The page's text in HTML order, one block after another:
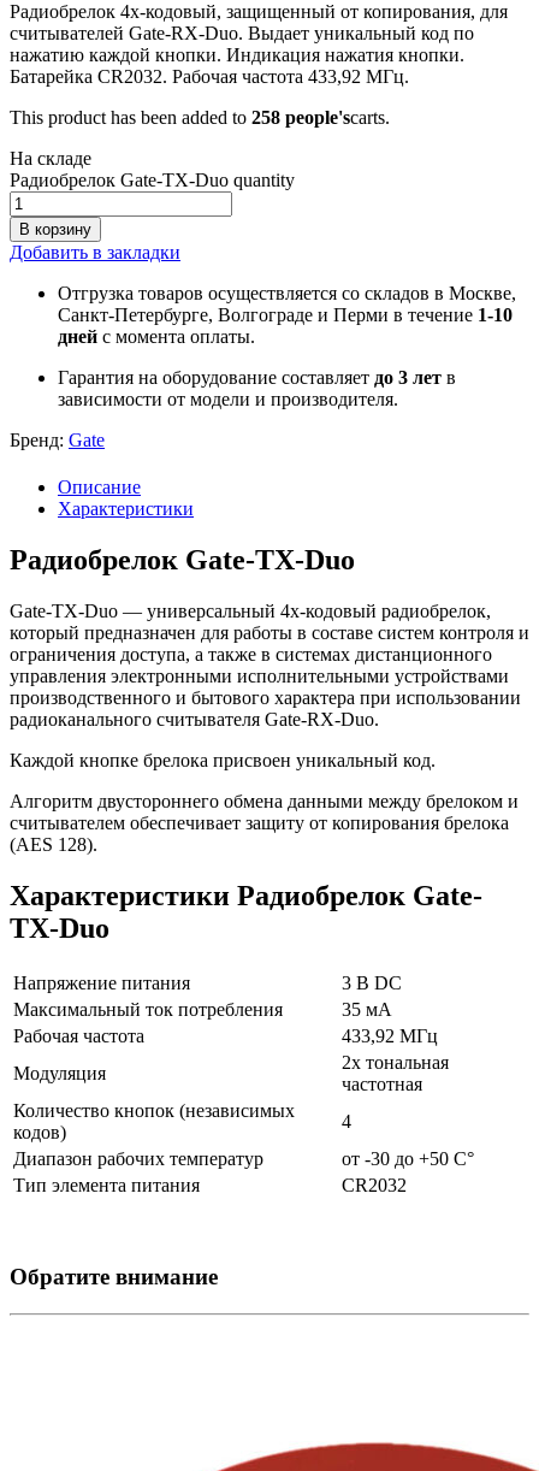
Радиобрелок 4х-кодовый, защищенный от копирования, для
считывателей Gate-RX-Duo. Выдает уникальный код по
нажатию каждой кнопки. Индикация нажатия кнопки.
Батарейка CR2032. Рабочая частота 433,92 МГц.
This product has been added to 258 people'scarts.
На складе
Радиобрелок Gate-ТХ-Duo quantity
В корзину
Добавить в закладки
Отгрузка товаров осуществляется со складов в Москве,
Санкт-Петербурге, Волгограде и Перми в течение 1-10
дней с момента оплаты.
Гарантия на оборудование составляет до 3 лет в
зависимости от модели и производителя.
Бренд: Gate
Описание
Характеристики
Радиобрелок Gate-ТХ-Duo
Gate-TX-Duo — универсальный 4х-кодовый радиобрелок,
который предназначен для работы в составе систем контроля и
ограничения доступа, а также в системах дистанционного
управления электронными исполнительными устройствами
производственного и бытового характера при использовании
радиоканального считывателя Gate-RX-Duo.
Каждой кнопке брелока присвоен уникальный код.
Алгоритм двустороннего обмена данными между брелоком и
считывателем обеспечивает защиту от копирования брелока
(AES 128).
Характеристики Радиобрелок Gate-
ТХ-Duo
Напряжение питания
3 В DC
Максимальный ток потребления
35 мА
Рабочая частота
433,92 МГц
Модуляция
2х тональная
частотная
Количество кнопок (независимых
кодов)
4
Диапазон рабочих температур
от -30 до +50 С°
Тип элемента питания
СR2032
Обратите внимание